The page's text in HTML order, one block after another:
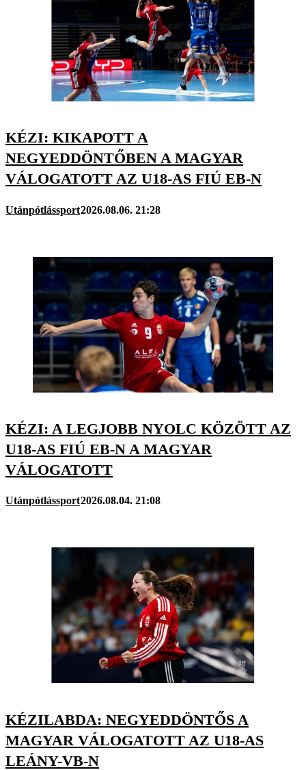
KÉZI: KIKAPOTT A
NEGYEDDÖNTŐBEN A MAGYAR
VÁLOGATOTT AZ U18-AS FIÚ EB-N
Utánpótlássport2026.08.06. 21:28
KÉZI: A LEGJOBB NYOLC KÖZÖTT AZ
U18-AS FIÚ EB-N A MAGYAR
VÁLOGATOTT
Utánpótlássport2026.08.04. 21:08
KÉZILABDA: NEGYEDDÖNTŐS A
MAGYAR VÁLOGATOTT AZ U18-AS
LEÁNY-VB-N